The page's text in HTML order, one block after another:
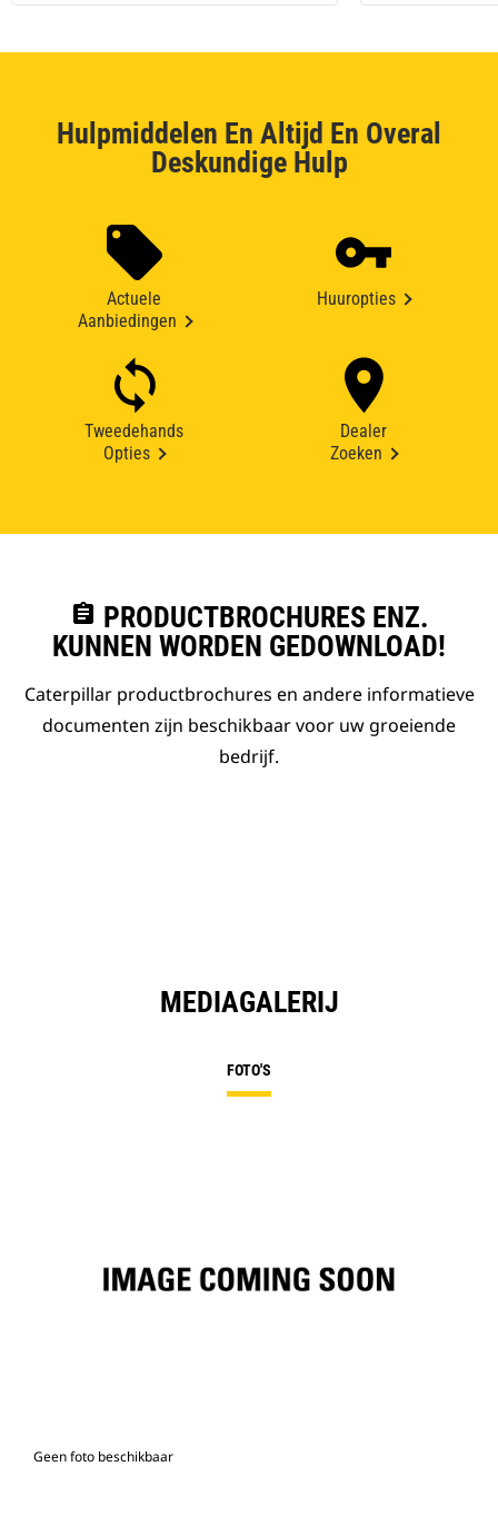
Hulpmiddelen En Altijd En Overal
Deskundige Hulp
Actuele
Aanbiedingen
Huuropties
Tweedehands
Opties
Dealer
Zoeken
assignment PRODUCTBROCHURES ENZ.
KUNNEN WORDEN GEDOWNLOAD!
Caterpillar productbrochures en andere informatieve
documenten zijn beschikbaar voor uw groeiende
bedrijf.
MEDIAGALERIJ
FOTO'S
Geen foto beschikbaar